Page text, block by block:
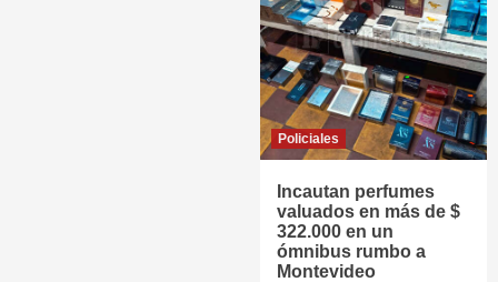
Policiales
Incautan perfumes
valuados en más de $
322.000 en un
ómnibus rumbo a
Montevideo